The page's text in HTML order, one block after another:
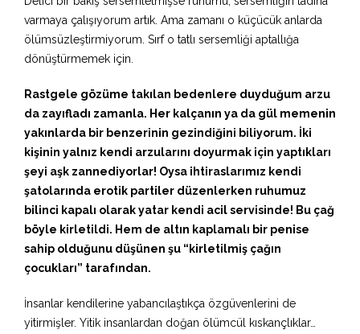
varmaya çalışıyorum artık. Ama zamanı o küçücük anlarda
ölümsüzleştirmiyorum. Sırf o tatlı sersemliği aptallığa
dönüştürmemek için.
Rastgele gözüme takılan bedenlere duyduğum arzu
da zayıfladı zamanla. Her kalçanın ya da gül memenin
yakınlarda bir benzerinin gezindiğini biliyorum. İki
kişinin yalnız kendi arzularını doyurmak için yaptıkları
şeyi aşk zannediyorlar! Oysa ihtiraslarımız kendi
şatolarında erotik partiler düzenlerken ruhumuz
bilinci kapalı olarak yatar kendi acil servisinde! Bu çağ
böyle kirletildi. Hem de altın kaplamalı bir penise
sahip olduğunu düşünen şu “kirletilmiş çağın
çocukları” tarafından.
İnsanlar kendilerine yabancılaştıkça özgüvenlerini de
yitirmişler. Yitik insanlardan doğan ölümcül kıskançlıklar…